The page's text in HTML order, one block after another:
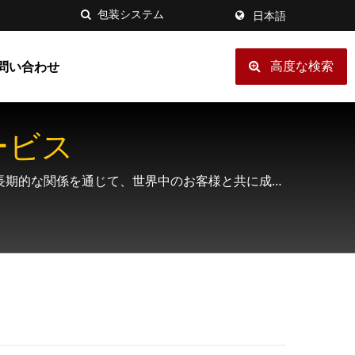
日本語
い合わせ 高度な検索
生産サービス
的な関係を通じて、世界中のお客様と共に成長